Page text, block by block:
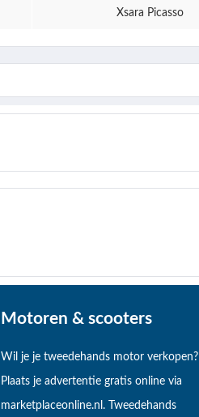
Xsara Picasso
Motoren & scooters
Wil je je tweedehands motor verkopen?
Plaats je advertentie gratis online via
marketplaceonline.nl. Tweedehands